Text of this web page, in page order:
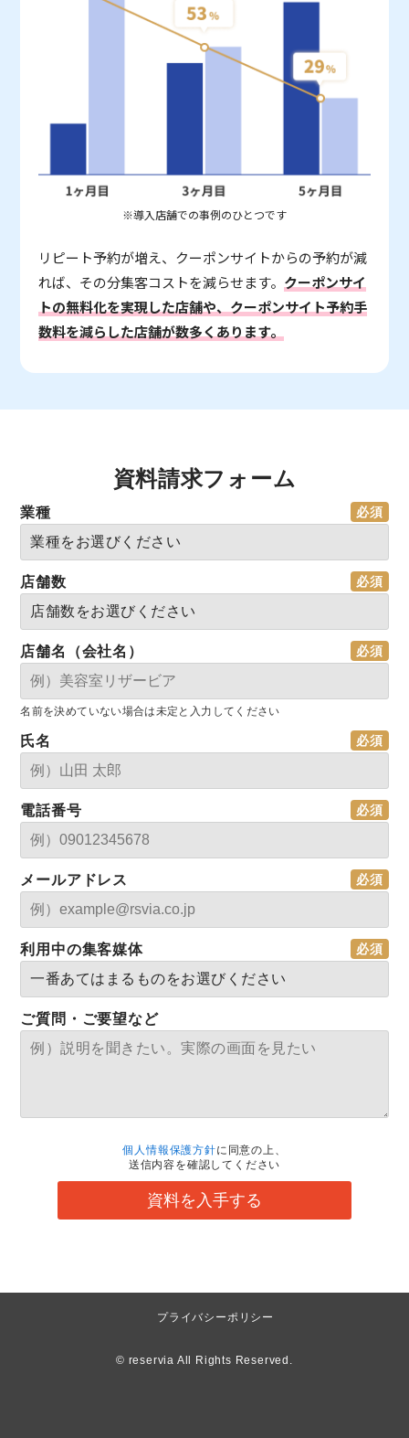
※導入店舗での事例のひとつです
リピート予約が増え、クーポンサイトからの予約が減
れば、その分集客コストを減らせます。クーポンサイ
トの無料化を実現した店舗や、クーポンサイト予約手
数料を減らした店舗が数多くあります。
資料請求フォーム
業種
店舗数
店舗名（会社名）
名前を決めていない場合は未定と入力してください
氏名
電話番号
メールアドレス
利用中の集客媒体
ご質問・ご要望など
個人情報保護方針に同意の上、
送信内容を確認してください
資料を入手する
プライバシーポリシー
© reservia All Rights Reserved.